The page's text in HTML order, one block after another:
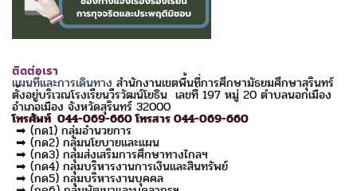
ติดต่อเรา
แผนที่และการเดินทาง สำนักงานเขตพื้นที่การศึกษามัธยมศึกษาสุรินทร์
ตั้งอยู่บริเวณโรงเรียนวีรวัฒน์โยธิน เลขที่ 197 หมู่ 20 ตำบลนอกเมือง
อำเภอเมือง จังหวัดสุรินทร์ 32000
โทรศัพท์ 044-069-660 โทรสาร 044-069-660
➡ (กด1) กลุ่มอำนวยการ
➡ (กด2) กลุ่มนโยบายและแผน
➡ (กด3) กลุ่มส่งเสริมการศึกษาทางไกลฯ
➡ (กด4) กลุ่มบริหารงานการเงินและสินทรัพย์
➡ (กด5) กลุ่มบริหารงานบุคคล